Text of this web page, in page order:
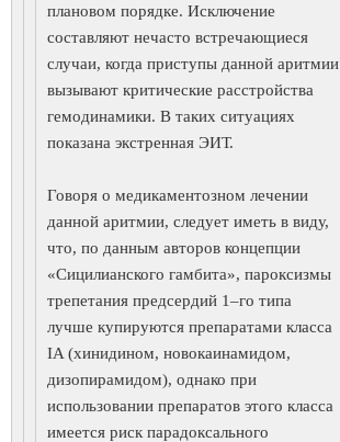
плановом порядке. Исключение
составляют нечасто встречающиеся
случаи, когда приступы данной аритмии
вызывают критические расстройства
гемодинамики. В таких ситуациях
показана экстренная ЭИТ.
Говоря о медикаментозном лечении
данной аритмии, следует иметь в виду,
что, по данным авторов концепции
«Сицилианского гамбита», пароксизмы
трепетания предсердий 1–го типа
лучше купируются препаратами класса
IA (хинидином, новокаинамидом,
дизопирамидом), однако при
использовании препаратов этого класса
имеется риск парадоксального